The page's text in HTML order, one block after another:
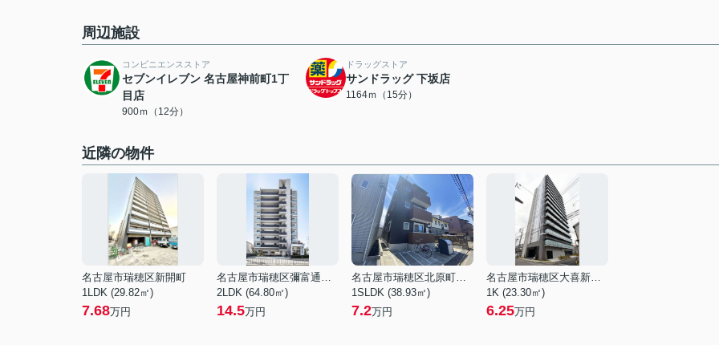
周辺施設
コンビニエンスストア
セブンイレブン 名古屋神前町1丁
目店
900ｍ（12分）
ドラッグストア
サンドラッグ 下坂店
1164ｍ（15分）
近隣の物件
名古屋市瑞穂区新開町
1LDK (29.82㎡)
7.68万円
名古屋市瑞穂区彌富通３丁目
2LDK (64.80㎡)
14.5万円
名古屋市瑞穂区北原町２丁目
1SLDK (38.93㎡)
7.2万円
名古屋市瑞穂区大喜新町１丁目
1K (23.30㎡)
6.25万円